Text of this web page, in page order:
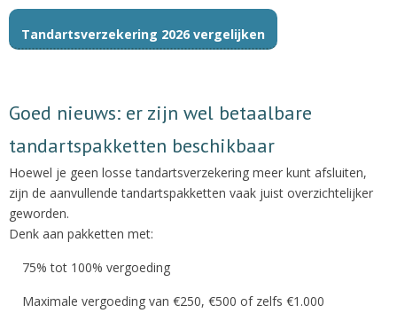
Tandartsverzekering 2026 vergelijken
Goed nieuws: er zijn wel betaalbare
tandartspakketten beschikbaar
Hoewel je geen losse tandartsverzekering meer kunt afsluiten,
zijn de aanvullende tandartspakketten vaak juist overzichtelijker
geworden.
Denk aan pakketten met:
75% tot 100% vergoeding
Maximale vergoeding van €250, €500 of zelfs €1.000